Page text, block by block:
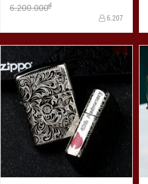
6.200.000đ
6.207